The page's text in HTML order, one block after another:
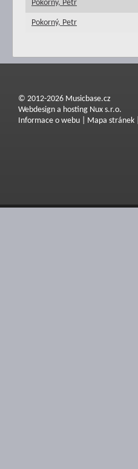
Pokorný, Petr
Pokorný, Petr
© 2012-2026 Musicbase.cz
Webdesign a hosting Nux s.r.o.
Informace o webu
Mapa stránek